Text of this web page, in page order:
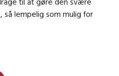
lempelig som mulig for